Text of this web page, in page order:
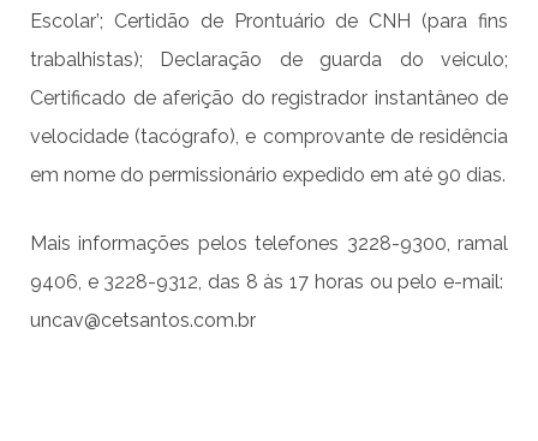
Escolar’; Certidão de Prontuário de CNH (para fins
trabalhistas); Declaração de guarda do veiculo;
Certificado de aferição do registrador instantâneo de
velocidade (tacógrafo), e comprovante de residência
em nome do permissionário expedido em até 90 dias.
Mais informações pelos telefones 3228-9300, ramal
9406, e 3228-9312, das 8 às 17 horas ou pelo e-mail:
uncav@cetsantos.com.br